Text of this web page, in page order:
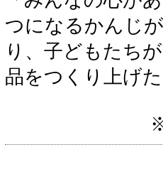
つになるかんじ
り、子どもたち
品をつくり上げ